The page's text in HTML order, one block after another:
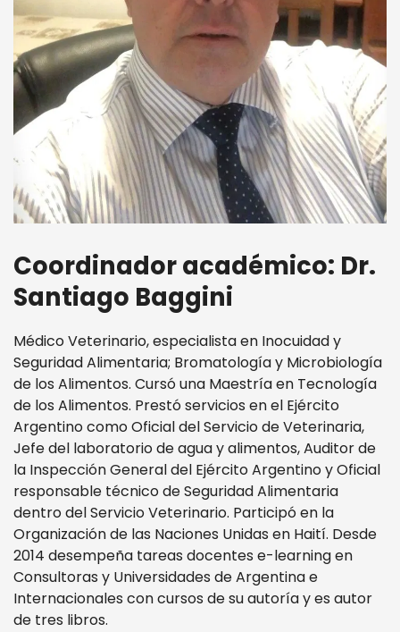
Coordinador académico: Dr.
Santiago Baggini
Médico Veterinario, especialista en Inocuidad y
Seguridad Alimentaria; Bromatología y Microbiología
de los Alimentos. Cursó una Maestría en Tecnología
de los Alimentos. Prestó servicios en el Ejército
Argentino como Oficial del Servicio de Veterinaria,
Jefe del laboratorio de agua y alimentos, Auditor de
la Inspección General del Ejército Argentino y Oficial
responsable técnico de Seguridad Alimentaria
dentro del Servicio Veterinario. Participó en la
Organización de las Naciones Unidas en Haití. Desde
2014 desempeña tareas docentes e-learning en
Consultoras y Universidades de Argentina e
Internacionales con cursos de su autoría y es autor
de tres libros.